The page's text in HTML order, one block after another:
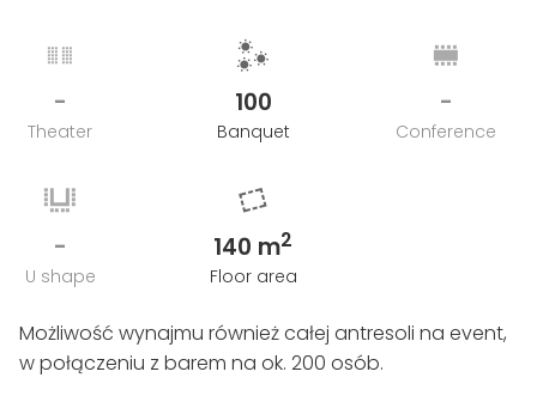
-
Theater
100
Banquet
-
Conference
-
U shape
140 m2
Floor area
Możliwość wynajmu również całej antresoli na event,
w połączeniu z barem na ok. 200 osób.